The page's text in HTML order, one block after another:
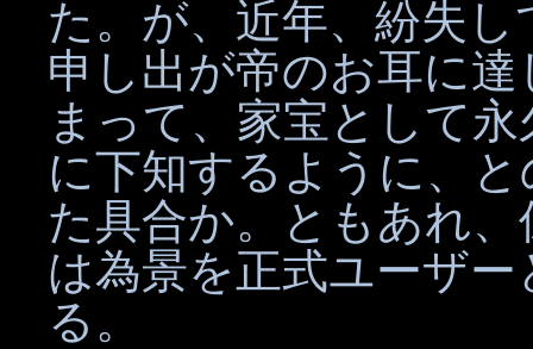
た。が、近年、紛失
申し出が帝のお耳に
まって、家宝として
に下知するように、
た具合か。ともあれ
は為景を正式ユーザ
る。